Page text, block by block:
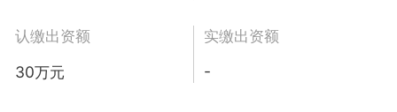
认缴出资额
30万元
实缴出资额
-